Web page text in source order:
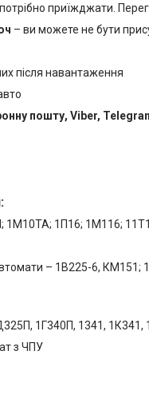
приїжджати.
– ви можете не бути
після навантаження
пошту, Viber,
1М10ТА; 1П16; 1M116;
автомати – 1В225-6,
1Г340П, 1341,
з ЧПУ